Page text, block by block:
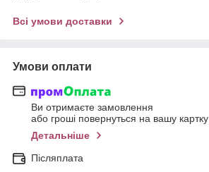
Всі умови доставки
Умови оплати
Ви отримаєте замовлення
або гроші повернуться на вашу картку
Детальніше
Післяплата